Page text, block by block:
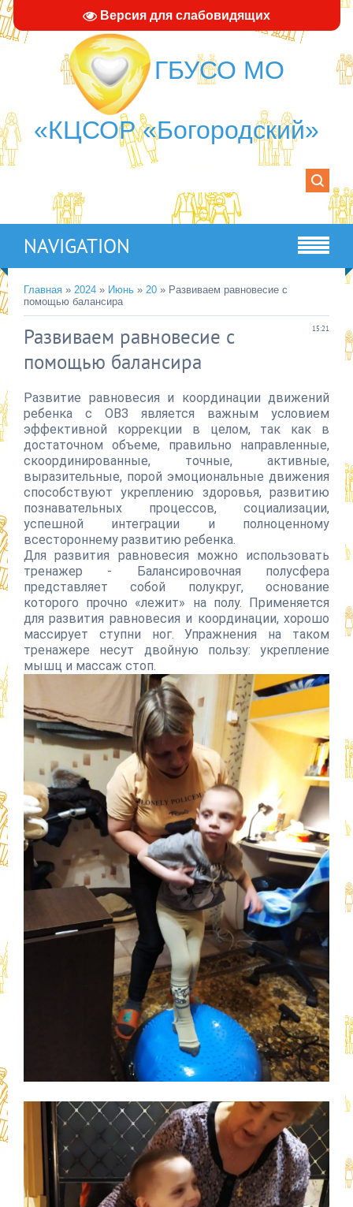
Версия для слабовидящих
ГБУСО МО
«КЦСОР «Богородский»
NAVIGATION
Главная » 2024 » Июнь » 20 » Развиваем равновесие с
помощью балансира
15:21
Развиваем равновесие с
помощью балансира
Развитие равновесия и координации движений
ребенка с ОВЗ является важным условием
эффективной коррекции в целом, так как в
достаточном объеме, правильно направленные,
скоординированные, точные, активные,
выразительные, порой эмоциональные движения
способствуют укреплению здоровья, развитию
познавательных процессов, социализации,
успешной интеграции и полноценному
всестороннему развитию ребенка.
Для развития равновесия можно использовать
тренажер - Балансировочная полусфера
представляет собой полукруг, основание
которого прочно «лежит» на полу. Применяется
для развития равновесия и координации, хорошо
массирует ступни ног. Упражнения на таком
тренажере несут двойную пользу: укрепление
мышц и массаж стоп.